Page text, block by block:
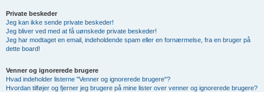
Private beskeder
Jeg kan ikke sende private beskeder!
Jeg bliver ved med at få uønskede private beskeder!
Jeg har modtaget en email, indeholdende spam eller en fornærmelse, fra en bruger på
dette board!
Venner og ignorerede brugere
Hvad indeholder listerne "Venner og ignorerede brugere"?
Hvordan tilføjer og fjerner jeg brugere på mine lister over venner og ignorerede brugere?